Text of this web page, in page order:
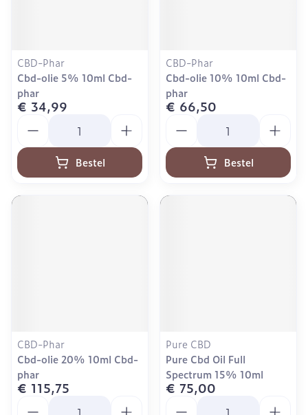
CBD-Phar
Cbd-olie 5% 10ml Cbd-
phar
€ 34,99
Bestel
CBD-Phar
Cbd-olie 10% 10ml Cbd-
phar
€ 66,50
Bestel
CBD-Phar
Cbd-olie 20% 10ml Cbd-
phar
€ 115,75
Pure CBD
Pure Cbd Oil Full
Spectrum 15% 10ml
€ 75,00